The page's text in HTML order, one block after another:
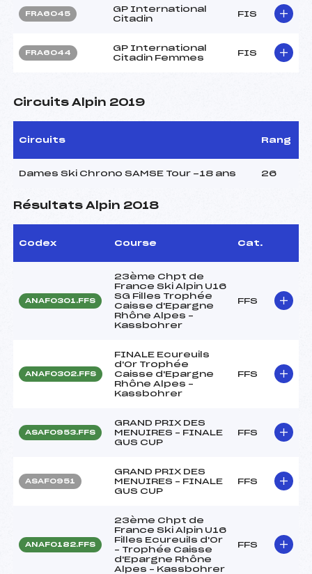
FRA6045
GP International
Citadin
FIS
FRA6044
GP International
Citadin Femmes
FIS
Circuits Alpin 2019
Circuits Rang
Dames Ski Chrono SAMSE Tour -18 ans 26
Résultats Alpin 2018
Codex Course Cat.
ANAF0301.FFS
23ème Chpt de
France Ski Alpin U16
SG Filles Trophée
Caisse d'Epargne
Rhône Alpes –
Kassbohrer
FFS
ANAF0302.FFS
FINALE Ecureuils
d'Or Trophée
Caisse d'Epargne
Rhône Alpes –
Kassbohrer
FFS
ASAF0953.FFS
GRAND PRIX DES
MENUIRES – FINALE
GUS CUP
FFS
ASAF0951
GRAND PRIX DES
MENUIRES – FINALE
GUS CUP
FFS
ANAF0182.FFS
23ème Chpt de
France Ski Alpin U16
Filles Ecureuils d'Or
– Trophée Caisse
d'Epargne Rhône
Alpes – Kassbohrer
FFS